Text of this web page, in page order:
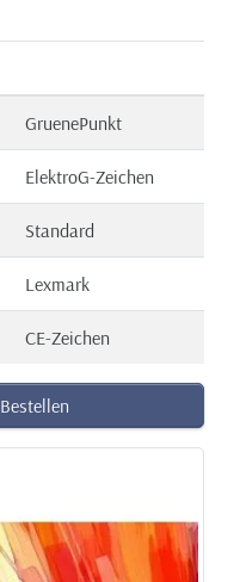
GruenePunkt
ElektroG-Zeichen
Standard
Lexmark
CE-Zeichen
Bestellen